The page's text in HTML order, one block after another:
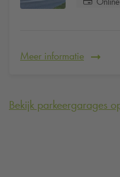
Meer informatie
Bekijk parkeergarages